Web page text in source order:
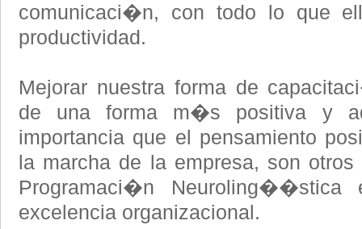
comunicaci�n, con todo lo que
productividad.
Mejorar nuestra forma de
de una forma m�s positiva y
importancia que el pensamiento
la marcha de la empresa, son
Programaci�n
excelencia organizacional.